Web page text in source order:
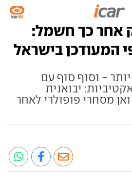
אחר כך חשמל:
המעודכן בישראל
- וסוף סוף עם
יבואנית
מסחרי פופולרי לאחר